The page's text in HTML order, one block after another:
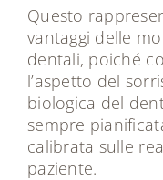
Questo
vantaggi delle
dentali, poiché
l’aspetto del
biologica del
sempre
calibrata sulle
paziente.